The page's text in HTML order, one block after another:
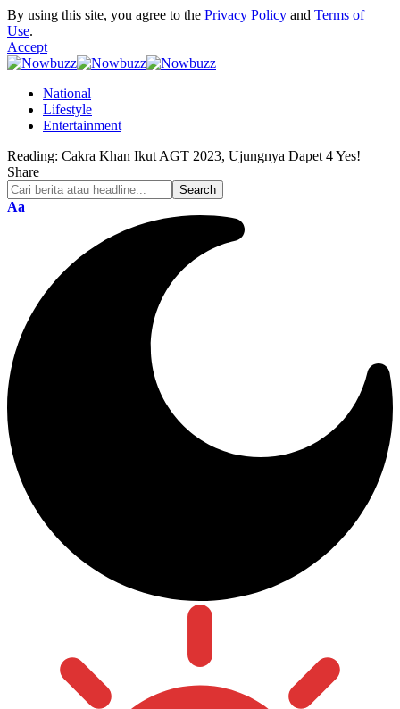
By using this site, you agree to the Privacy Policy and Terms of
Use.
Accept
National
Lifestyle
Entertainment
Reading: Cakra Khan Ikut AGT 2023, Ujungnya Dapet 4 Yes!
Share
Font
Aa